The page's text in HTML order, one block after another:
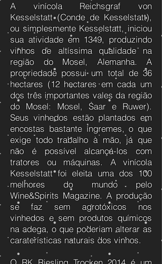
A vinícola Reichsgraf von
Kesselstatt (Conde de Kesselstatt),
ou simplesmente Kesselstatt, iniciou
sua atividade em 1349, produzindo
vinhos de altíssima qualidade na
região do Mosel, Alemanha. A
propriedade possui um total de 36
hectares (12 hectares em cada um
dos três importantes vales da região
do Mosel: Mosel, Saar e Ruwer).
Seus vinhedos estão plantados em
encostas bastante íngremes, o que
exige todo trabalho à mão, já que
não é possível alcançá-los com
tratores ou máquinas. A vinícola
Kesselstatt foi eleita uma dos 100
melhores do mundo pelo
Wine&Spirits Magazine. A produção
se faz sem agrotóxicos nos
vinhedos e sem produtos químicos
na adega, o que poderiam alterar as
caraterísticas naturais dos vinhos.